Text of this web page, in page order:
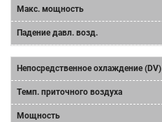
Mакс. мощность
Падение давл. возд.
Непосредственное охлаждение (DV)
Tемп. приточного воздуха
Мощность